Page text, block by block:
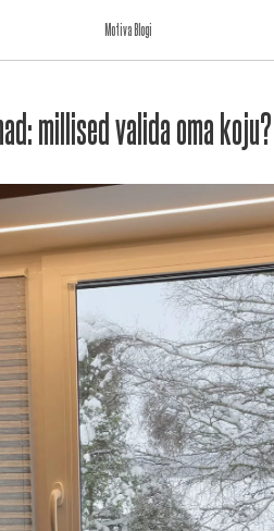
Motiva Blogi
millised valida oma koju?